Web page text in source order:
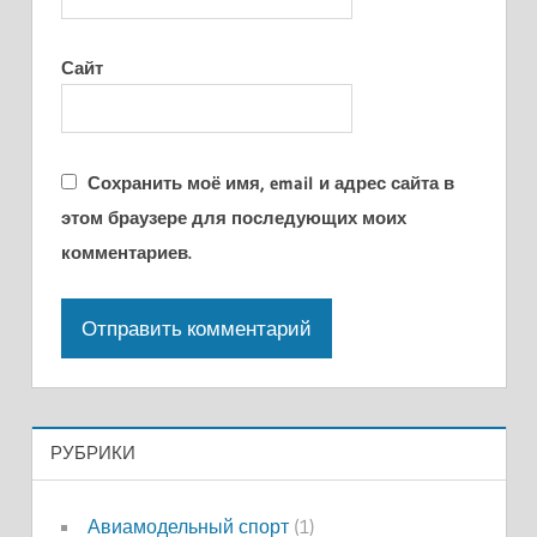
Сайт
Сохранить моё имя, email и адрес сайта в
этом браузере для последующих моих
комментариев.
РУБРИКИ
Авиамодельный спорт(1)